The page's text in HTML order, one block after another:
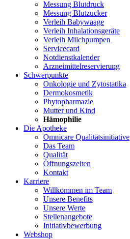
Messung Blutdruck
Messung Blutzucker
Verleih Babywaage
Verleih Inhalationsgeräte
Verleih Milchpumpen
Servicecard
Notdienstkalender
Arzneimittelreservierung
Schwerpunkte
Onkologie und Zytostatika
Dermokosmetik
Phytopharmazie
Mutter und Kind
Hämophilie
Die Apotheke
Omnicare Qualitätsinitiative
Das Team
Qualität
Öffnungszeiten
Kontakt
Karriere
Willkommen im Team
Unsere Benefits
Unsere Werte
Stellenangebote
Initiativbewerbung
Webshop